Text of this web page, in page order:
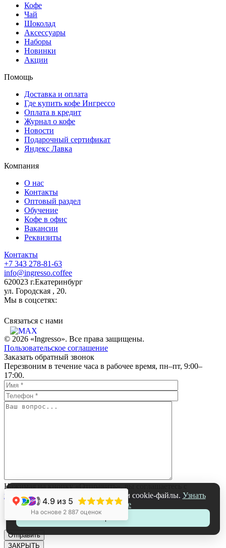
Кофе
Чай
Шоколад
Аксессуары
Наборы
Новинки
Акции
Помощь
Доставка и оплата
Где купить кофе Ингрессо
Оплата в кредит
Журнал о кофе
Новости
Подарочный сертификат
Яндекс Лавка
Компания
О нас
Контакты
Оптовый раздел
Обучение
Кофе в офис
Вакансии
Реквизиты
Контакты
+7 343 278-81-63
info@ingresso.coffee
620023 г.Екатеринбург
ул. Городская , 20.
Мы в соцсетях:
Связаться c нами
© 2026 «Ingresso». Все права защищены.
Пользовательское соглашение
На нашем сайте мы используем cookie-файлы. Узнать
подробнее
Заказать обратный звонок
Перезвоним в течение часа в рабочее время, пн–пт, 9:00–
17:00.
Нажимая на кнопку «Отправить», вы соглашаетесь с
политикой обработки персональных данных компании
ЗАКРЫТЬ
+1 4.9из 5
На основе 2 887 оценок